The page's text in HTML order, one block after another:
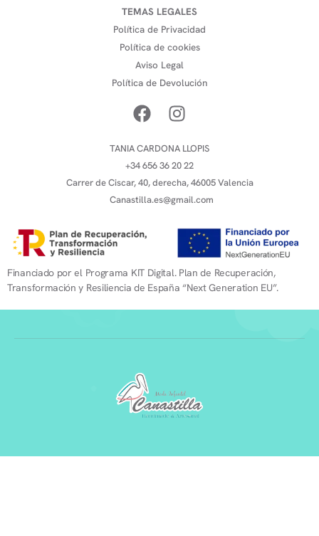
TEMAS LEGALES
Política de Privacidad
Política de cookies
Aviso Legal
Política de Devolución
TANIA CARDONA LLOPIS
+34 656 36 20 22
Carrer de Ciscar, 40, derecha, 46005 Valencia
Canastilla.es@gmail.com
Financiado por el Programa KIT Digital. Plan de Recuperación,
Transformación y Resiliencia de España “Next Generation EU”.